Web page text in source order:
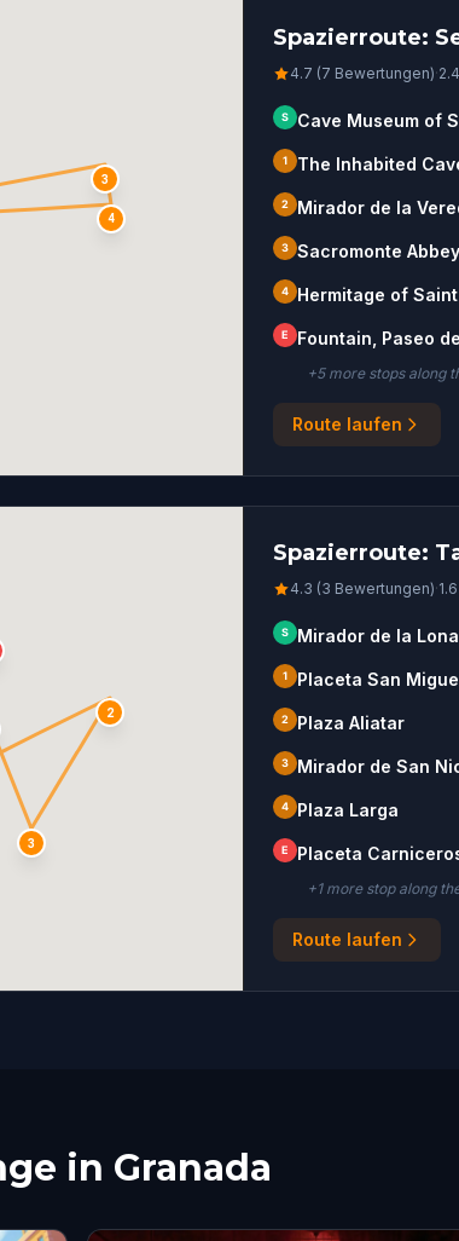
3
4
Spazierroute:
4.7 (7 Bewertungen)·2.4
S Cave Museum of
1 The Inhabited
2 Mirador de la
3 Sacromonte Abbey
4 Hermitage of
E Fountain, Paseo
+5more stopsalong
Route laufen
2
3
Spazierroute:
4.3 (3 Bewertungen)·1.6
S Mirador de la Lona
1 Placeta San
2 Plaza Aliatar
3 Mirador de San
4 Plaza Larga
E Placeta
+1more stopalong
Route laufen
in Granada